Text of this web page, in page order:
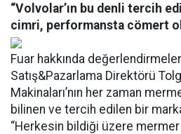
“Volvolar’ın bu denli tercih
cimri, performansta cömert
Fuar hakkında
Satış&Pazarlama Direktörü
Makinaları’nın her zaman
bilinen ve tercih edilen bir
“Herkesin bildiği üzere